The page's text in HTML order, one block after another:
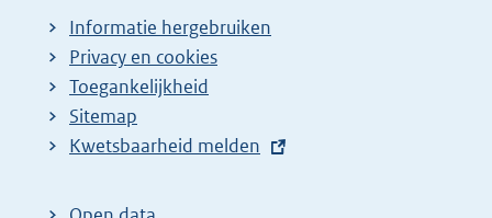
Informatie hergebruiken
Privacy en cookies
Toegankelijkheid
Sitemap
E
t
Kwetsbaarheid melden